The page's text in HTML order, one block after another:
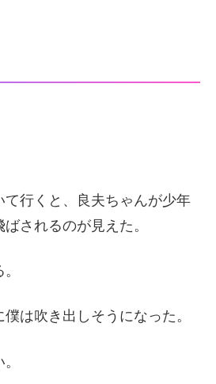
行くと、良夫ちゃんが少年
されるのが見えた。
は吹き出しそうになった。